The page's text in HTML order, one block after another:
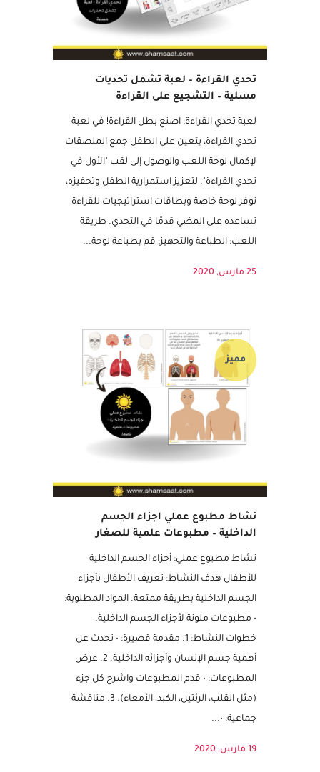
تحدي القراءة – لعبة تشمل تحديات
مسلية – التشجيع على القراءة
لعبة تحدي القراءة: اصنع بطل القراءة! في لعبة
تحدي القراءة، يتعين على الطفل جمع الملصقات
لإكمال لوحة اللعب والوصول إلى لقب "الأول في
تحدي القراءة". لتعزيز استمرارية الطفل وتحفيزه،
نوفر لوحة خاصة وبطاقات استراتيجيات للقراءة
تساعده على المضي قدمًا في التحدي. طريقة
نشاط مطبوع عملي اجزاء الجسم
الداخلية – مطبوعات علمية للصغار
مميز
نشاط مطبوع عملي: أجزاء الجسم الداخلية
للأطفال هدف النشاط: تعريف الأطفال بأجزاء
الجسم الداخلية بطريقة ممتعة. المواد المطلوبة:
• مطبوعات ملونة لأجزاء الجسم الداخلية.
خطوات النشاط: 1. مقدمة قصيرة: • تحدث عن
أهمية جسم الإنسان وأجزائه الداخلية. 2. عرض
المطبوعات: • قدم المطبوعات واشرح كل جزء